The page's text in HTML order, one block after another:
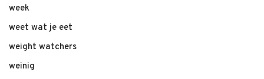
week
weet wat je eet
weight watchers
weinig